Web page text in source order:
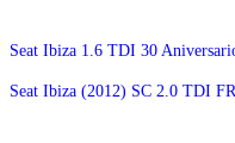
Seat Ibiza 1.6 TDI 30
Seat Ibiza (2012) SC 2.0 TDI FR